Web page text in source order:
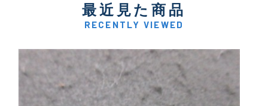
最近見た商品
RECENTLY VIEWED